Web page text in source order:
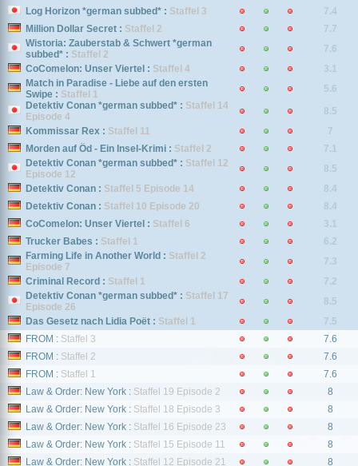
Log Horizon *german subbed* : Staffel 3
7.4
Million Dollar Secret : Staffel 2
7.7
Wistoria: Zauberstab & Schwert *german
subbed* : Staffel 2
7.6
CoComelon: Unser Viertel : Staffel 4
3.1
Match in Paradise - Liebe auf den ersten
Swipe : Staffel 1
5.6
Detektiv Conan *german subbed* : Staffel 14
Episode 4
8.5
Kommissar Rex : Staffel 11
7
Morden auf Öd - Ein Insel-Krimi : Staffel 2
7.1
Detektiv Conan *german subbed* : Staffel 12
Episode 12
8.5
Detektiv Conan : Staffel 5 Episode 14
8.4
Detektiv Conan : Staffel 10 Episode 20
8.4
CoComelon: Unser Viertel : Staffel 6
3.1
Trucker Babes : Staffel 1
6.2
Farming Life in Another World : Staffel 2
Episode 7
7.3
Criminal Record : Staffel 1
7.2
Detektiv Conan *german subbed* : Staffel 17
Episode 26
8.5
Das Gesetz nach Lidia Poët : Staffel 1
7.5
FROM : Staffel 3
7.6
FROM : Staffel 2
7.6
FROM : Staffel 1
7.6
Law & Order: New York : Staffel 19 Episode 2
8
Law & Order: New York : Staffel 18 Episode 3
8
Law & Order: New York : Staffel 16 Episode 23
8
Law & Order: New York : Staffel 15 Episode 11
8
Law & Order: New York : Staffel 12 Episode 21 8